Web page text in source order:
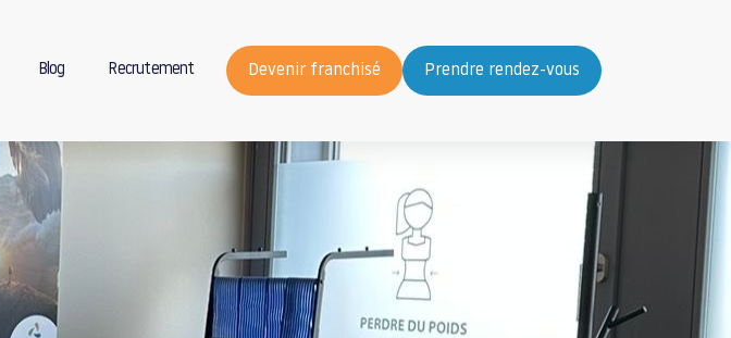
Blog Recrutement Devenir franchisé Prendre rendez-vous